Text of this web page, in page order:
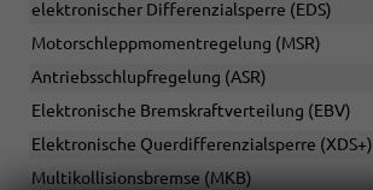
elektronischer Differenzialsperre (EDS)
Motorschleppmomentregelung (MSR)
Antriebsschlupfregelung (ASR)
Elektronische Bremskraftverteilung (EBV)
Elektronische Querdifferenzialsperre (XDS+)
Multikollisionsbremse (MKB)